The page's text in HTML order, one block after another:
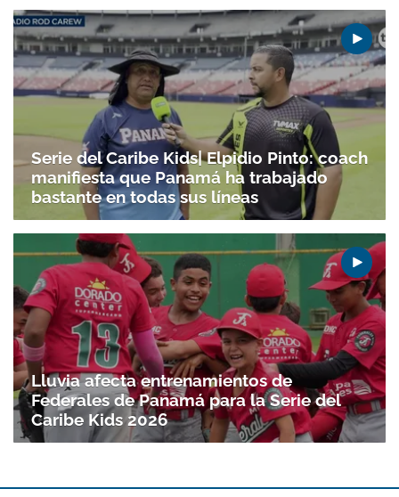
Gracias por suscribirte a nuestro boletín.
ACEPTAR
Serie del Caribe Kids| Elpidio Pinto: coach
manifiesta que Panamá ha trabajado
bastante en todas sus líneas
Lluvia afecta entrenamientos de
Federales de Panamá para la Serie del
Caribe Kids 2026